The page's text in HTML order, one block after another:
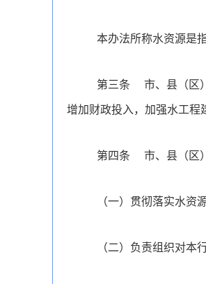
本办法所称水资源是
第三条 市、县（区
增加财政投入，加强水工程
第四条 市、县（区
（一）贯彻落实水资
（二）负责组织对本